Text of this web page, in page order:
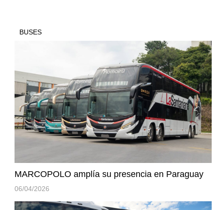
BUSES
MARCOPOLO amplía su presencia en Paraguay
06/04/2026